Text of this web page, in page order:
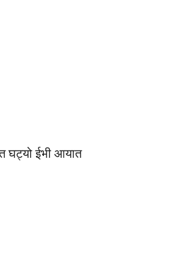
घट्यो ईभी आयात